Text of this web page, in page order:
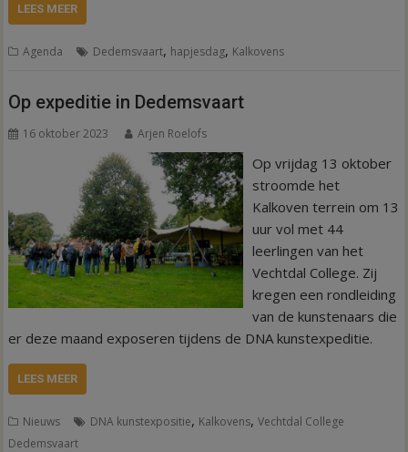
LEES MEER
Agenda Dedemsvaart, hapjesdag, Kalkovens
Op expeditie in Dedemsvaart
16 oktober 2023 Arjen Roelofs
Op vrijdag 13 oktober
stroomde het
Kalkoven terrein om 13
uur vol met 44
leerlingen van het
Vechtdal College. Zij
kregen een rondleiding
van de kunstenaars die
er deze maand exposeren tijdens de DNA kunstexpeditie.
LEES MEER
Nieuws DNA kunstexpositie, Kalkovens,Vechtdal College
Dedemsvaart